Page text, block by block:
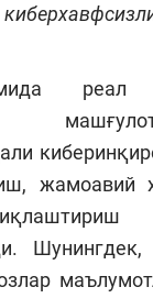
реал
жамоавий
Шунингдек,